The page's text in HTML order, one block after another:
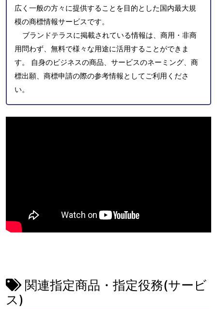
広く一般の方々に提供することを目的とした国内最大規
模の商標情報サービスです。
ブランドテラスに掲載されている情報は、商用・非商
用問わず、無料で様々な用途に活用することができま
す。 自身のビジネスの商品、サービスのネーミング、商
標出願、商標申請の際の参考情報としてご利用くださ
い。
関連指定商品・指定役務(サービ
ス)